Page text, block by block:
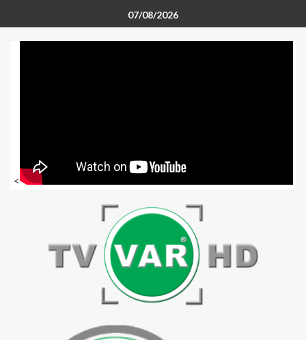
07/08/2026
<